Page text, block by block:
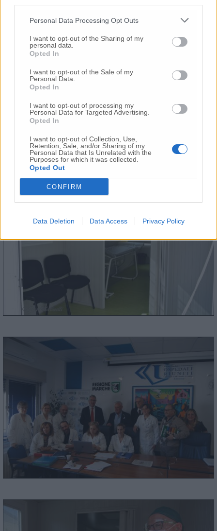
Personal Data Processing Opt Outs
I want to opt-out of the Sharing of my
personal data.
Opted In
I want to opt-out of the Sale of my
Personal Data.
Opted In
I want to opt-out of processing my
Personal Data for Targeted Advertising.
Opted In
I want to opt-out of Collection, Use,
Retention, Sale, and/or Sharing of my
Personal Data that Is Unrelated with the
Purposes for which it was collected.
Opted Out
CONFIRM
Data Deletion Data Access Privacy Policy
corso, ha concluso, ha determinato una
per l’attività chirurgica che diagnostica,
subisce rallentamenti o differimenti. I
non creare disagi, ma ci sono sacrifici da fare.
Ci appelliamo al massimo senso di
emergenza si risolverà attraverso una grande
solidarietà sociale tra i cittadini”.